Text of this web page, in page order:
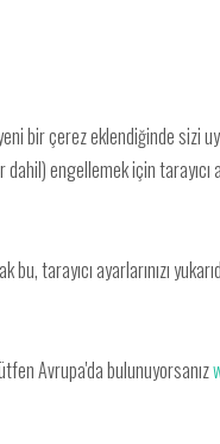
bir çerez eklendiğinde sizi
engellemek için tarayıcı
ayarlarınızı
Avrupa'da bulunuyorsanız